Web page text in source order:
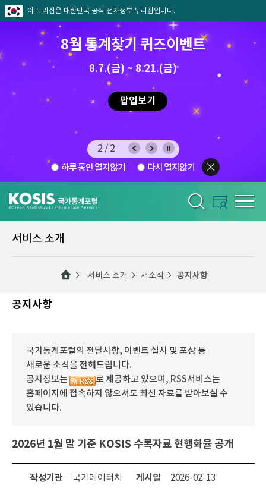
이 누리집은 대한민국 공식 전자정부 누리집입니다.
2026.7.29 ~ 8.7
8월 통계찾기 퀴즈이벤트
8.7.(금) ~ 8.21.(금)
팝업보기
2/2
하루 동안 열지않기 다시 열지않기
서비스 소개
서비스 소개 새소식 공지사항
공지사항
국가통계포털의 전달사항, 이벤트 실시 및 포상 등
새로운 소식을 전해드립니다.
공지정보는
로 제공하고 있으며, RSS서비스는
홈페이지에 접속하지 않으셔도 최신 자료를 받아보실 수
있습니다.
2026년 1월 말 기준 KOSIS 수록자료 현행화율 공개
작성기관 국가데이터처 게시일 2026-02-13